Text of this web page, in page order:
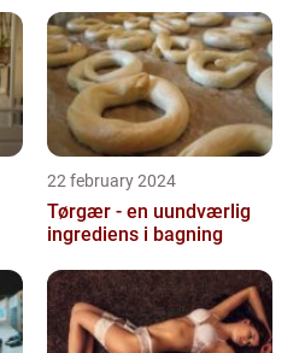
22 february 2024
Tørgær - en uundværlig
ingrediens i bagning